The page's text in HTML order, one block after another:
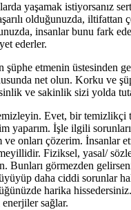
yaşamak istiyorsanız
olduğunuzda,
insanlar bunu fark
ederler.
şüphe etmenin üstesinden
net olun. Korku ve
ve sakinlik sizi yolda
Evet, bir temizlikçi
yaparım. İşle ilgili
ve onları çözerim. İnsanlar
Fiziksel, yasal/
Bunları görmezden
daha ciddi sorunlar
harika
enerjiler sağlar.